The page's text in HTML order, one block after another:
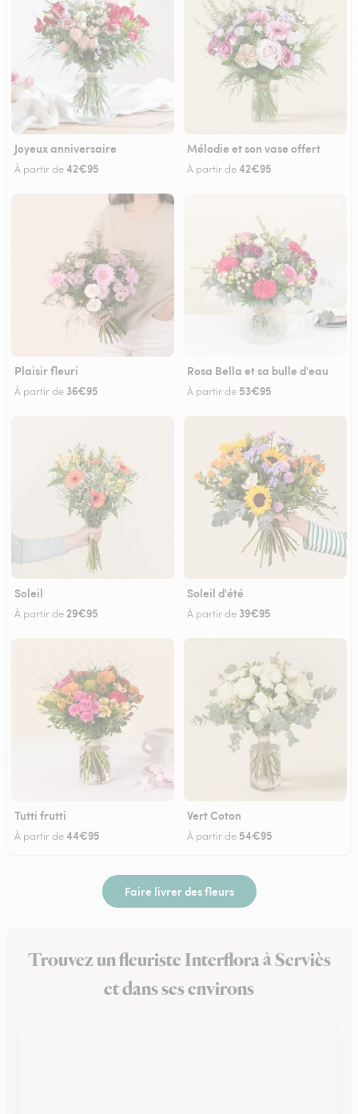
Joyeux anniversaire
À partir de42€95
Mélodie et son vase offert
À partir de42€95
Plaisir fleuri
À partir de 36€95
Rosa Bella et sa bulle d'eau
À partir de 53€95
Soleil
À partir de29€95
Soleil d'été
À partir de 39€95
Tutti frutti
À partir de44€95
Vert Coton
À partir de 54€95
Faire livrer des fleurs
Trouvez un fleuriste Interflora à Serviès
et dans ses environs